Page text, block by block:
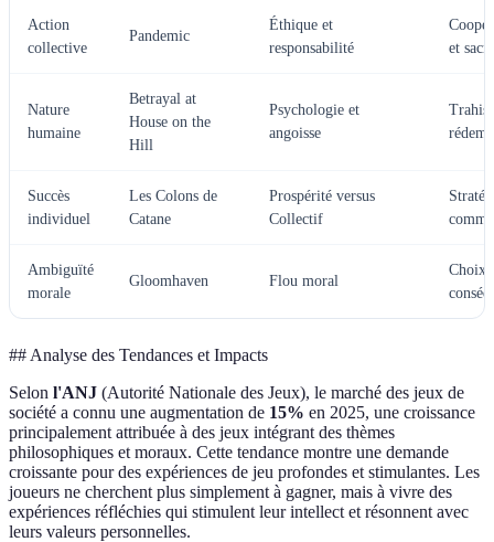
Action
collective
Pandemic
Éthique et
responsabilité
et
Nature
humaine
Betrayal at
House on the
Hill
Psychologie et
angoisse
Succès
individuel
Les Colons de
Catane
Prospérité versus
Collectif
Ambiguïté
morale
Gloomhaven Flou moral
Choix
## Analyse des Tendances et Impacts
Selon l'ANJ (Autorité Nationale des Jeux), le marché des jeux de
société a connu une augmentation de 15% en 2025, une croissance
principalement attribuée à des jeux intégrant des thèmes
philosophiques et moraux. Cette tendance montre une demande
croissante pour des expériences de jeu profondes et stimulantes. Les
joueurs ne cherchent plus simplement à gagner, mais à vivre des
expériences réfléchies qui stimulent leur intellect et résonnent avec
leurs valeurs personnelles.